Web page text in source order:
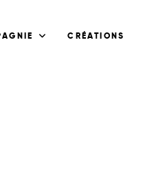
CRÉATIONS